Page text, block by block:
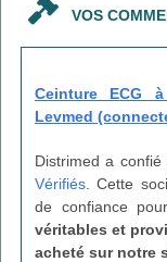
VOS
Ceinture ECG
Levmed
Distrimed a
Vérifiés . Cette
de confiance
véritables et
acheté sur notre